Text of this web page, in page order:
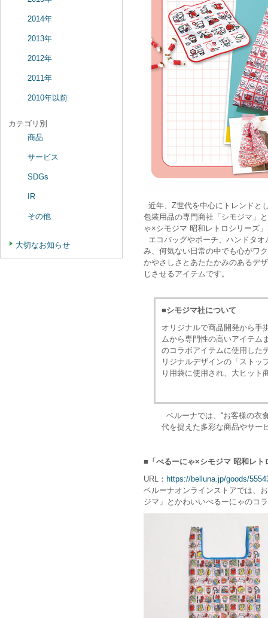
近年、Z世代を中心にトレンドと
包装用品の専門商社「シモジマ」
ゃ×シモジマ 昭和レトロシリーズ
エコバッグやポーチ、ハンドタ
み、何気ない日常の中でも心がワ
かやさしさとあたたかみのあるデ
じさせるアイテムです。
■シモジマ社について
オリジナルで商品開発から手
ムから専門性の高いアイテム
のコラボアイテムに使用した
リジナルデザインの「ストッ
り用袋に使用され、大ヒット
ベルーナでは、“お客様の衣
代を捉えた多彩な商品やサー
■「べるーにゃ×シモジマ 昭和レト
URL： https://belluna.jp/goods/
ベルーナオンラインストアでは、
ジマ」とかわいいべるーにゃのコ
2014年
2013年
2012年
2011年
2010年以前
カテゴリ別
商品
サービス
SDGs
IR
その他
大切なお知らせ